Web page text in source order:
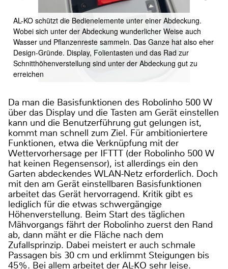
AL-KO schützt die Bedienelemente unter einer Abdeckung.
Wobei sich unter der Abdeckung wunderlicher Weise auch
Wasser und Pflanzenreste sammeln. Das Ganze hat also eher
Design-Gründe. Display, Folientasten und das Rad zur
Schnitthöhenverstellung sind unter der Abdeckung gut zu
erreichen
Da man die Basisfunktionen des Robolinho 500 W
über das Display und die Tasten am Gerät einstellen
kann und die Benutzerführung gut gelungen ist,
kommt man schnell zum Ziel. Für ambitioniertere
Funktionen, etwa die Verknüpfung mit der
Wettervorhersage per IFTTT (der Robolinho 500 W
hat keinen Regensensor), ist allerdings ein den
Garten abdeckendes WLAN-Netz erforderlich. Doch
mit den am Gerät einstellbaren Basisfunktionen
arbeitet das Gerät hervorragend. Kritik gibt es
lediglich für die etwas schwergängige
Höhenverstellung. Beim Start des täglichen
Mähvorgangs fährt der Robolinho zuerst den Rand
ab, dann mäht er die Fläche nach dem
Zufallsprinzip. Dabei meistert er auch schmale
Passagen bis 30 cm und erklimmt Steigungen bis
45%. Bei allem arbeitet der AL-KO sehr leise.